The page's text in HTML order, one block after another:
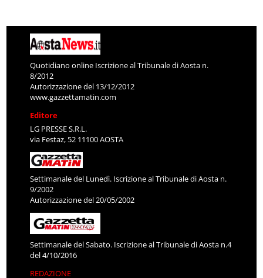
Quotidiano online Iscrizione al Tribunale di Aosta n.
8/2012
Autorizzazione del 13/12/2012
www.gazzettamatin.com
Editore
LG PRESSE S.R.L.
via Festaz, 52 11100 AOSTA
Settimanale del Lunedì. Iscrizione al Tribunale di Aosta n.
9/2002
Autorizzazione del 20/05/2002
Settimanale del Sabato. Iscrizione al Tribunale di Aosta n.4
del 4/10/2016
REDAZIONE